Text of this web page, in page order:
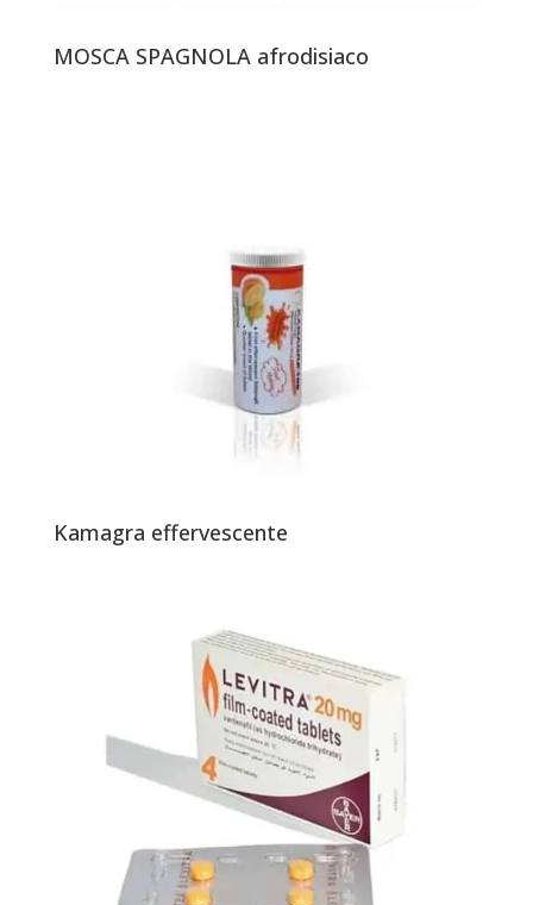
MOSCA SPAGNOLA afrodisiaco
Kamagra effervescente